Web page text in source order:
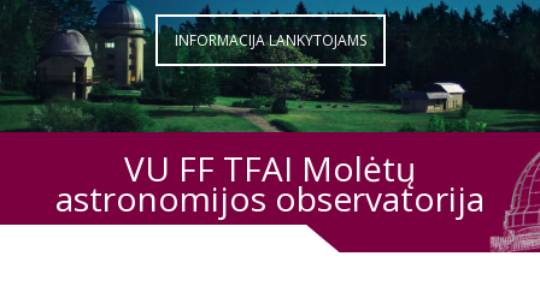
INFORMACIJA LANKYTOJAMS
VU FF TFAI Molėtų
astronomijos observatorija